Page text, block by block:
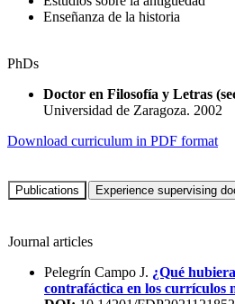
Enseñanza de la historia
PhDs
Doctor en Filosofía y Letras
Universidad de Zaragoza. 2002
Download curriculum in PDF format
Journal articles
Pelegrín Campo J. ¿Qué
contrafáctica en los currículos